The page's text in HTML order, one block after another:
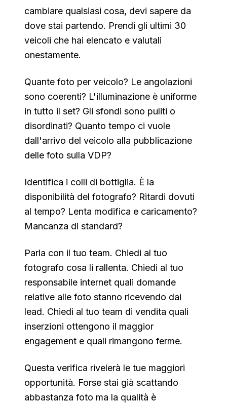
cambiare qualsiasi cosa, devi sapere da
dove stai partendo. Prendi gli ultimi 30
veicoli che hai elencato e valutali
onestamente.
Quante foto per veicolo? Le angolazioni
sono coerenti? L'illuminazione è uniforme
in tutto il set? Gli sfondi sono puliti o
disordinati? Quanto tempo ci vuole
dall'arrivo del veicolo alla pubblicazione
delle foto sulla VDP?
Identifica i colli di bottiglia. È la
disponibilità del fotografo? Ritardi dovuti
al tempo? Lenta modifica e caricamento?
Mancanza di standard?
Parla con il tuo team. Chiedi al tuo
fotografo cosa li rallenta. Chiedi al tuo
responsabile internet quali domande
relative alle foto stanno ricevendo dai
lead. Chiedi al tuo team di vendita quali
inserzioni ottengono il maggior
engagement e quali rimangono ferme.
Questa verifica rivelerà le tue maggiori
opportunità. Forse stai già scattando
abbastanza foto ma la qualità è